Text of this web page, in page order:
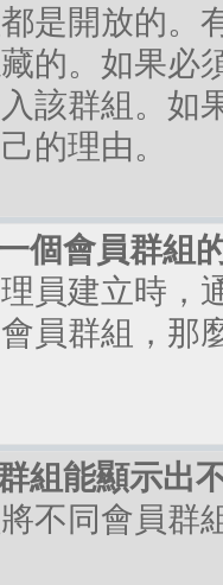
是開放的。
的。如果必
該群組。如
的理由。
個會員群組
員建立時，
員群組，那
組能顯示出
不同會員群